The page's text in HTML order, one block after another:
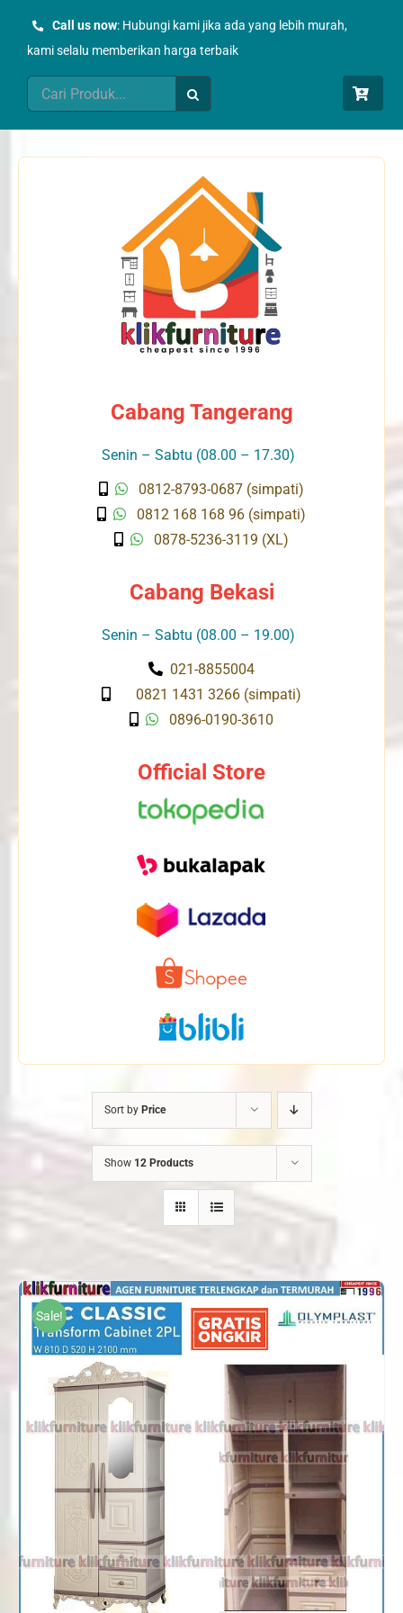
Call us now: Hubungi kami jika ada yang lebih murah,
kami selalu memberikan harga terbaik
Search
for:
Cabang Tangerang
Senin – Sabtu (08.00 – 17.30)
0812-8793-0687 (simpati)
0812 168 168 96 (simpati)
0878-5236-3119 (XL)
Cabang Bekasi
Senin – Sabtu (08.00 – 19.00)
021-8855004
0821 1431 3266 (simpati)
0896-0190-3610
Official Store
Sort by Price
Show 12 Products
Sale!